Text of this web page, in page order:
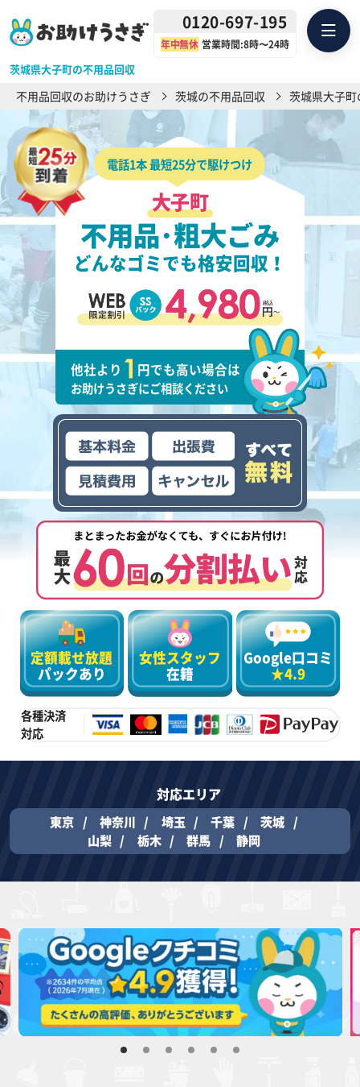
茨城県大子町の不用品回収
0120-697-195
年中無休 営業時間:8時〜24時
不用品回収のお助けうさぎ 茨城の不用品回収 茨城県大子
電話1本 最短25分で駆けつけ
大子町
不用品･粗大ごみ
どんなゴミでも格安回収！
他社より 円でも高い場合は
お助けうさぎにご相談ください
定額載せ放題
パックあり
女性スタッフ
在籍
Google口コミ
★4.9
各種決済
対応
対応エリア
東京 神奈川 埼玉 千葉
茨城
山梨
栃木 群馬 静岡